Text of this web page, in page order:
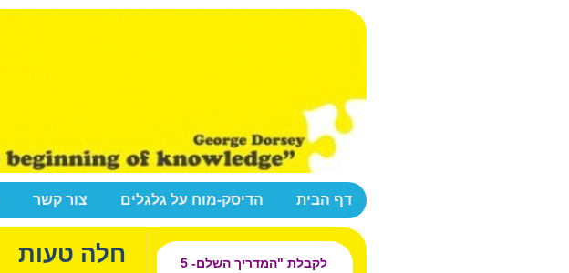
דף הבית הדיסק-מוח על גלגלים צור קשר
חלה טעות
לקבלת "המדריך השלם- 5